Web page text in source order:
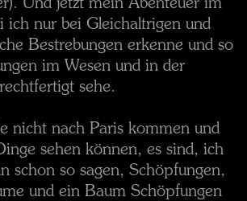
Und jetzt mein Abenteuer im
ich nur bei Gleichaltrigen und
Bestrebungen erkenne und so
im Wesen und in der
sehe.
nicht nach Paris kommen und
sehen können, es sind, ich
schon so sagen, Schöpfungen,
und ein Baum Schöpfungen